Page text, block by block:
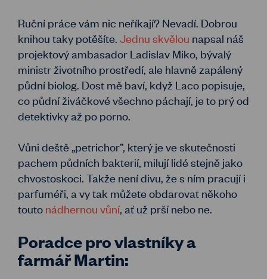
Ruční práce vám nic neříkají? Nevadí. Dobrou
knihou taky potěšíte. Jednu skvělou napsal náš
projektový ambasador Ladislav Miko, bývalý
ministr životního prostředí, ale hlavně zapálený
půdní biolog. Dost mě baví, když Laco popisuje,
co půdní živáčkové všechno páchají, je to prý od
detektivky až po porno.
Vůni deště „petrichor”, který je ve skutečnosti
pachem půdních bakterií, milují lidé stejně jako
chvostoskoci. Takže není divu, že s ním pracují i
parfuméři, a vy tak můžete obdarovat někoho
touto nádhernou vůní, ať už prší nebo ne.
Poradce pro vlastníky a
farmář Martin: